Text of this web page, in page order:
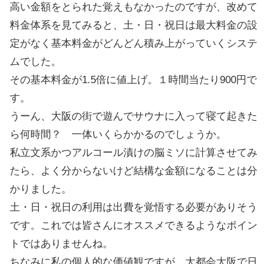
高い金額をとられた覚えもなかったのですが、改めて
料金体系を見てみると、土・日・祝日は最大料金の設
定がなく基本料金がどんどん積み上がっていくシステ
ムでした。
その基本料金が1.5倍に値上げ。１時間当たり900円で
す。
うーん、大阪の街で遊んでサウナに入って寝て起きた
ら何時間？ 一体いくらかかるのでしょうか。
私立文系かつアルコール漬けの脳ミソに計算させてみ
たら、よく分からないけど結構な金額になることは分
かりました。
土・日・祝日の利用は出費を覚悟する必要がありそう
です。これでは皆さんにオススメできるようなポイン
トではありませんね。